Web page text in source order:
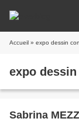
Accueil » expo dessin
expo
Sabrina